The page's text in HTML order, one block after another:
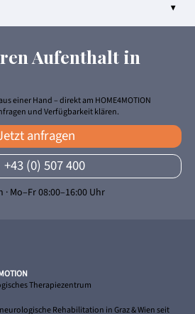
▼
Aufenthalt in
einer Hand – direkt am HOME4MOTION
und Verfügbarkeit klären.
anfragen
+43 (0) 507 400
Mo–Fr 08:00–16:00 Uhr
Therapiezentrum
Rehabilitation in Graz & Wien seit